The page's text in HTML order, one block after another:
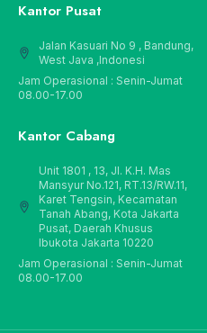
Kantor Pusat
Jalan Kasuari No 9 , Bandung,
West Java ,Indonesi
Jam Operasional : Senin-Jumat
08.00-17.00
Kantor Cabang
Unit 1801 , 13, Jl. K.H. Mas
Mansyur No.121, RT.13/RW.11,
Karet Tengsin, Kecamatan
Tanah Abang, Kota Jakarta
Pusat, Daerah Khusus
Ibukota Jakarta 10220
Jam Operasional : Senin-Jumat
08.00-17.00